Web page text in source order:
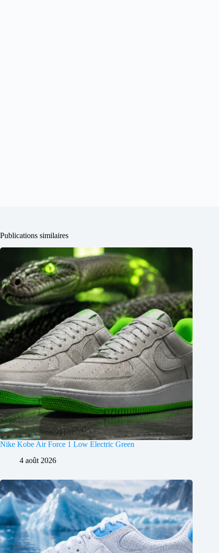
Publications similaires
Nike Kobe Air Force 1 Low Electric Green
4 août 2026